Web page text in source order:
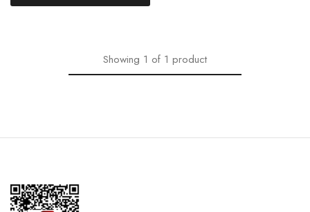
Showing 1 of 1 product